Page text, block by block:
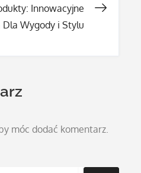
Innowacyjne
Dla Wygody i Stylu
móc dodać komentarz.